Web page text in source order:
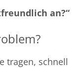
an?“
tragen, schnell